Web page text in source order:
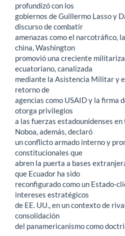
profundizó con los
gobiernos de Guillermo Lasso y
discurso de combatir
amenazas como el narcotráfico,
china, Washington
promovió una creciente
ecuatoriano, canalizada
mediante la Asistencia Militar y
retorno de
agencias como USAID y la firma
otorga privilegios
a las fuerzas estadounidenses
Noboa, además, declaró
un conflicto armado interno y
constitucionales que
abren la puerta a bases
que Ecuador ha sido
reconfigurado como un Estado-
intereses estratégicos
de EE. UU., en un contexto de
consolidación
del panamericanismo como